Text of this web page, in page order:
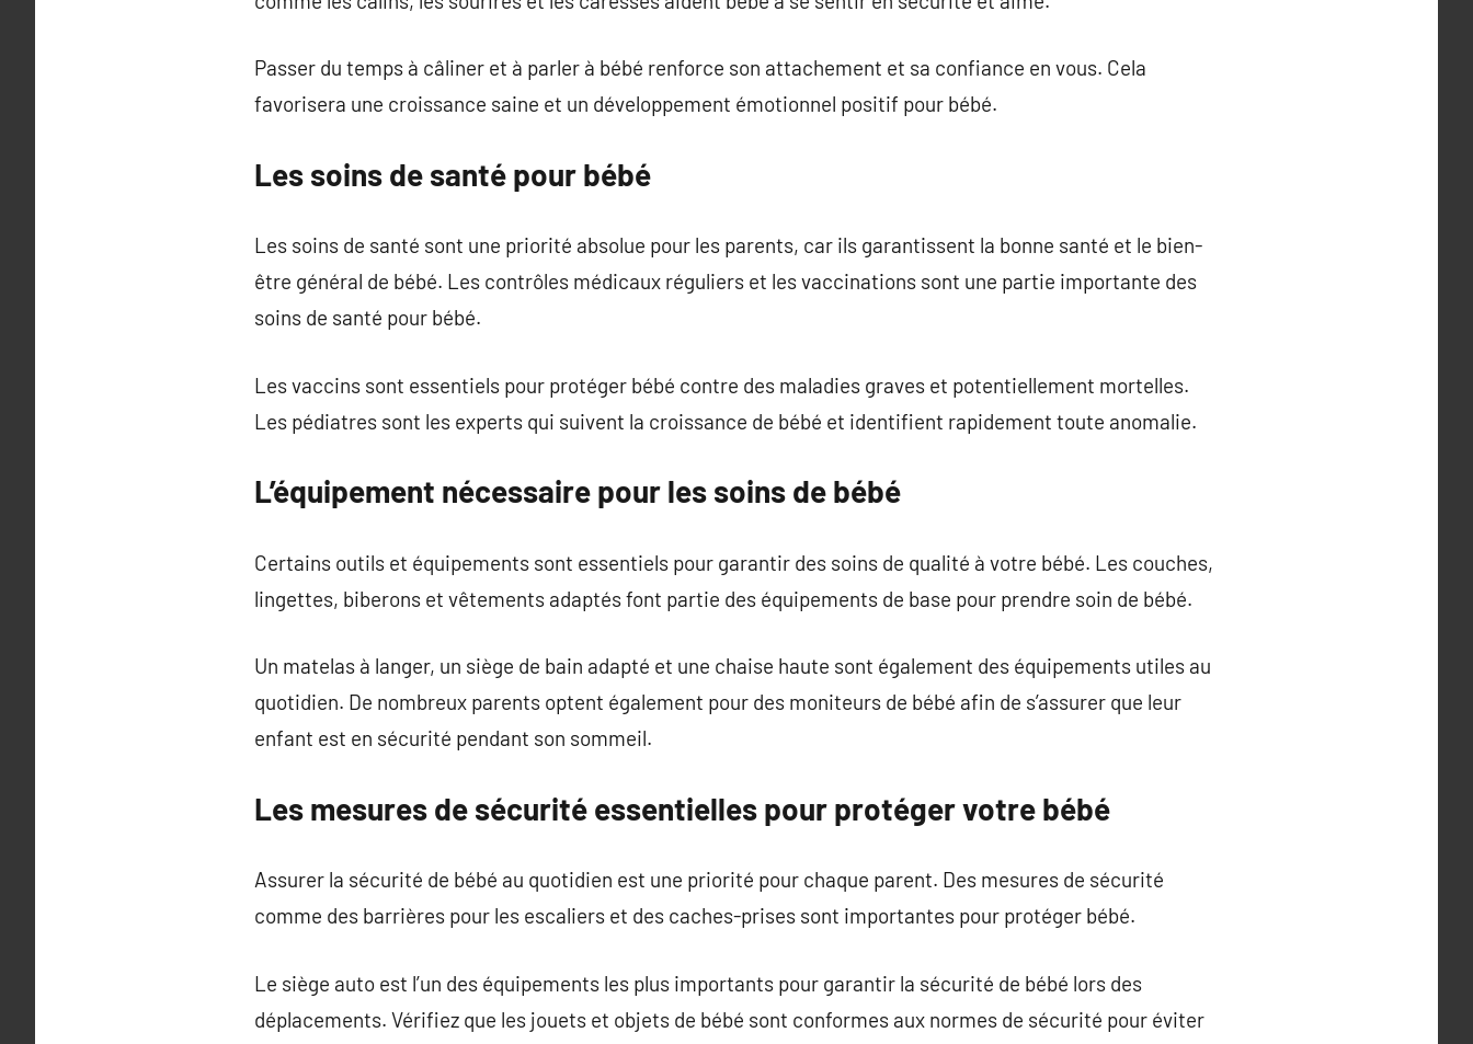
Passer du temps à câliner et à parler à bébé renforce son attachement et sa confiance en vous. Cela
favorisera une croissance saine et un développement émotionnel positif pour bébé.
Les soins de santé pour bébé
Les soins de santé sont une priorité absolue pour les parents, car ils garantissent la bonne santé et le bien-
être général de bébé. Les contrôles médicaux réguliers et les vaccinations sont une partie importante des
soins de santé pour bébé.
Les vaccins sont essentiels pour protéger bébé contre des maladies graves et potentiellement mortelles.
Les pédiatres sont les experts qui suivent la croissance de bébé et identifient rapidement toute anomalie.
L’équipement nécessaire pour les soins de bébé
Certains outils et équipements sont essentiels pour garantir des soins de qualité à votre bébé. Les couches,
lingettes, biberons et vêtements adaptés font partie des équipements de base pour prendre soin de bébé.
Un matelas à langer, un siège de bain adapté et une chaise haute sont également des équipements utiles au
quotidien. De nombreux parents optent également pour des moniteurs de bébé afin de s’assurer que leur
enfant est en sécurité pendant son sommeil.
Les mesures de sécurité essentielles pour protéger votre bébé
Assurer la sécurité de bébé au quotidien est une priorité pour chaque parent. Des mesures de sécurité
comme des barrières pour les escaliers et des caches-prises sont importantes pour protéger bébé.
Le siège auto est l’un des équipements les plus importants pour garantir la sécurité de bébé lors des
déplacements. Vérifiez que les jouets et objets de bébé sont conformes aux normes de sécurité pour éviter